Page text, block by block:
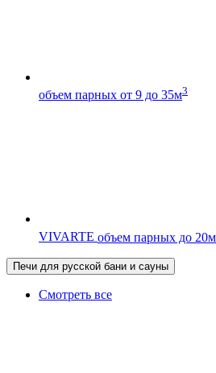
объем парных от 9 до 35м3
VIVARTE объем парных до 20м
Печи для русской бани и сауны
Смотреть все